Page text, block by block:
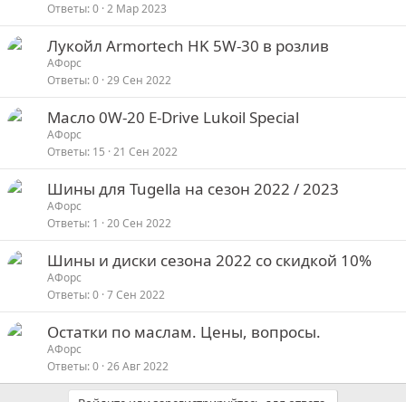
о
Ответы 0 2 Мар 2023
Лукойл Armortech HK 5W-30 в розлив
АФорс
Ответы 0 29 Сен 2022
Масло 0W-20 E-Drive Lukoil Special
АФорс
Ответы 15 21 Сен 2022
Шины для Tugella на сезон 2022 / 2023
АФорс
Ответы 1 20 Сен 2022
Шины и диски сезона 2022 со скидкой 10%
АФорс
Ответы 0 7 Сен 2022
Остатки по маслам. Цены, вопросы.
АФорс
Ответы 0 26 Авг 2022